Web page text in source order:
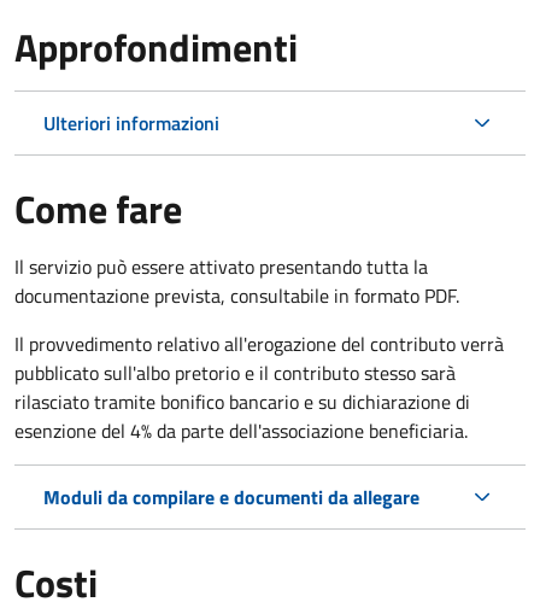
Approfondimenti
Ulteriori informazioni
Come fare
Il servizio può essere attivato presentando tutta la
documentazione prevista, consultabile in formato PDF.
Il provvedimento relativo all'erogazione del contributo verrà
pubblicato sull'albo pretorio e il contributo stesso sarà
rilasciato tramite bonifico bancario e su dichiarazione di
esenzione del 4% da parte dell'associazione beneficiaria.
Moduli da compilare e documenti da allegare
Costi